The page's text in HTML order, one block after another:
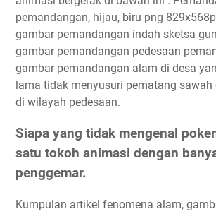
pemandangan, hijau, biru png
gambar pemandangan indah sketsa
gambar pemandangan pedesaan
gambar pemandangan alam di desa
lama tidak menyusuri pematang sawah
di wilayah pedesaan.
Siapa yang tidak mengenal
satu tokoh animasi dengan
penggemar.
Kumpulan artikel fenomena alam,